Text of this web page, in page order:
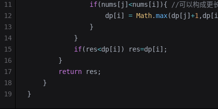
                if
(nums[j] <nums[i]){
//可以构成更
                    dp[i]
= Math.max(dp[j] +1
                }
            }
            if
(res<dp[i]) res=dp[i];
        }
        return
res;
    }
}
11
12
13
14
15
16
17
18
19